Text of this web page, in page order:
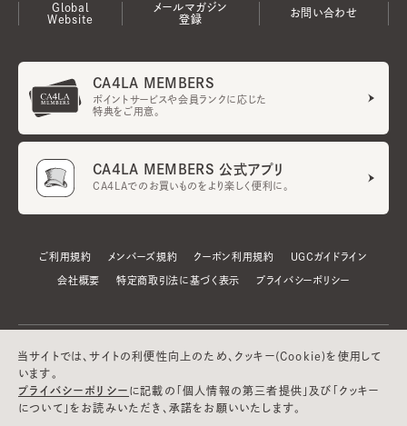
Global
Website
メールマガジン
登録
お問い合わせ
CA4LA MEMBERS
ポイントサービスや会員ランクに応じた
特典をご用意。
CA4LA MEMBERS 公式アプリ
CA4LAでのお買いものをより楽しく便利に。
ご利用規約 メンバーズ規約 クーポン利用規約 UGCガイドライン
会社概要 特定商取引法に基づく表示 プライバシーポリシー
当サイトでは、サイトの利便性向上のため、クッキー(Cookie)を使用して
います。
プライバシーポリシー に記載の「個人情報の第三者提供」及び「クッキー
について」をお読みいただき、承諾をお願いいたします。